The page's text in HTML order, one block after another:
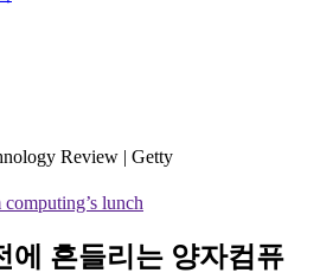
Review | Getty
lunch
에 흔들리는 양자컴퓨